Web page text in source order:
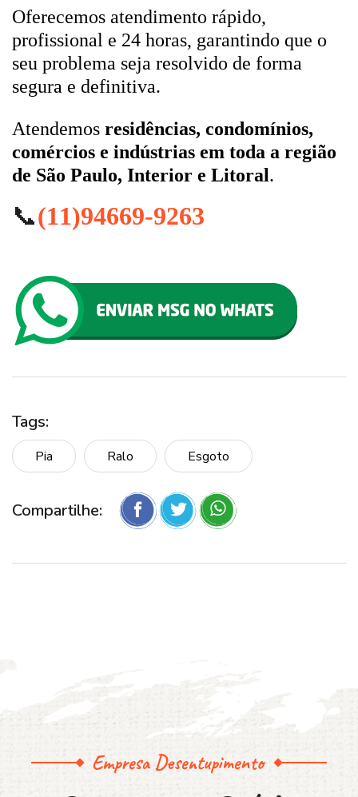
Oferecemos atendimento rápido,
profissional e 24 horas, garantindo que o
seu problema seja resolvido de forma
segura e definitiva.
Atendemos residências, condomínios,
comércios e indústrias em toda a região
de São Paulo, Interior e Litoral.
📞(11)94669-9263
Tags:
Pia Ralo Esgoto
Compartilhe:
Empresa Desentupimento